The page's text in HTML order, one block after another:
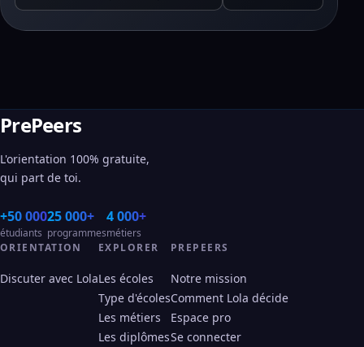
PrePeers
L'orientation 100% gratuite,
qui part de toi.
+50 000
étudiants
25 000+
programmes
4 000+
métiers
ORIENTATION
Discuter avec Lola
EXPLORER
Les écoles
Type d'écoles
Les métiers
Les diplômes
PREPEERS
Notre mission
Comment Lola décide
Espace pro
Se connecter